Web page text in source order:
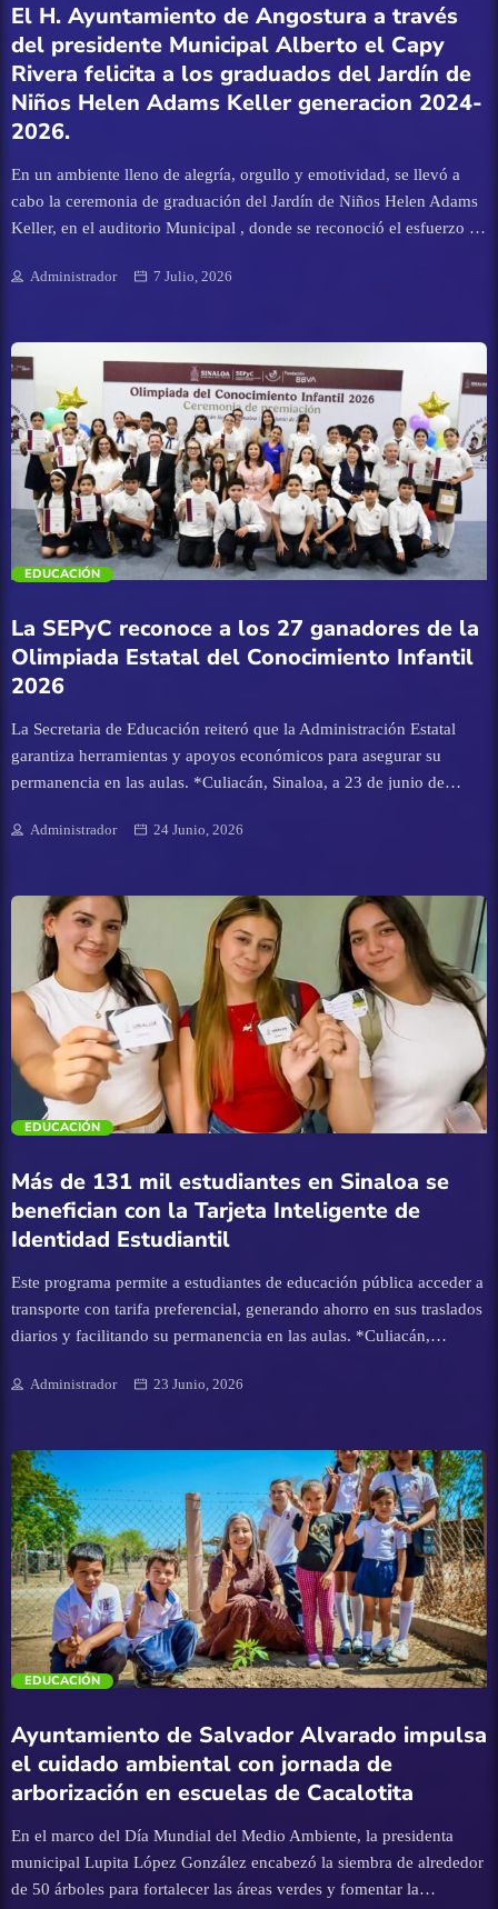
Guamúchil
Guasave
Internacional
Juan José Rios
Nacional
Navolato
Pesca
Política
Salud
Sin categoría
Tecnología
Turismo
UAS
El H. Ayuntamiento de Angostura a través
del presidente Municipal Alberto el Capy
Rivera felicita a los graduados del Jardín de
Niños Helen Adams Keller generacion 2024-
2026.
En un ambiente lleno de alegría, orgullo y emotividad, se llevó a
cabo la ceremonia de graduación del Jardín de Niños Helen Adams
Keller, en el auditorio Municipal , donde se reconoció el esfuerzo y
importante etapa de su formación académica. En representación del
reconocimiento, destacando que la educación es la base para
construir un mejor futuro y exhortando a las niñas y niños a
continuar preparándose con entusiasmo para alcanzar sus metas.
Durante el evento se vivieron momentos de gran emoción. Con
estas acciones, el Gobierno Municipal refrenda su compromiso de
impulsar la educación y respaldar a la niñez angosturense como
parte del desarrollo integral del municipio.
Administrador 7 Julio, 2026
trending_flat
EDUCACIÓN
La SEPyC reconoce a los 27 ganadores de la
Olimpiada Estatal del Conocimiento Infantil
2026
La Secretaria de Educación reiteró que la Administración Estatal
garantiza herramientas y apoyos económicos para asegurar su
permanencia en las aulas. *Culiacán, Sinaloa, a 23 de junio de
enseñado que el conocimiento se construye con esfuerzo y
de sexto grado de Primaria Tavita Adamaris Romo, una de las y los
27 ganadores de la OCI 2026. La Secretaria de Educación Pública y
Cultura, Lic. Gloria Himelda Félix Niebla, al presidir la Ceremonia
de Premiación de la OCI 2026, reconoció el esfuerzo de las y los
niños, del apoyo de sus familias, así como el trabajo realizado por
las y los docentes de todas las modalidades de primarias, para que
alumnos no sólo de […]
Administrador 24 Junio, 2026
trending_flat
EDUCACIÓN
Más de 131 mil estudiantes en Sinaloa se
benefician con la Tarjeta Inteligente de
Identidad Estudiantil
Este programa permite a estudiantes de educación pública acceder a
transporte con tarifa preferencial, generando ahorro en sus traslados
diarios y facilitando su permanencia en las aulas. *Culiacán,
a través de la Secretaría de Bienestar y Desarrollo Sustentable
garantiza el acceso al transporte público con tarifa preferencial para
estudiantes de nivel básico, medio superior y superior. La estrategia
busca reducir el impacto económico del traslado diario a los centros
educativos y contribuir a que las y los jóvenes continúen sus
estudios sin que el costo del transporte represente una limitante. El
titular de la dependencia, Omar López Campos, subrayó que el
programa representa un apoyo directo a la economía de las familias
[…]
Administrador 23 Junio, 2026
trending_flat
EDUCACIÓN
Ayuntamiento de Salvador Alvarado impulsa
el cuidado ambiental con jornada de
arborización en escuelas de Cacalotita
En el marco del Día Mundial del Medio Ambiente, la presidenta
municipal Lupita López González encabezó la siembra de alrededor
de 50 árboles para fortalecer las áreas verdes y fomentar la